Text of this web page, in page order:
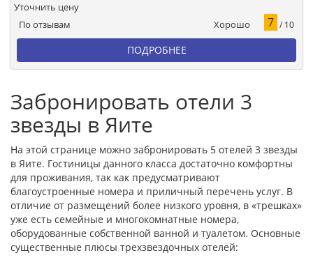
По отзывам Хорошо 7 / 10
Уточнить цену
ПОДРОБНЕЕ
Забронировать отели 3
звезды в Яите
На этой странице можно забронировать 5 отелей 3 звезды
в Яите. Гостиницы данного класса достаточно комфортны
для проживания, так как предусматривают
благоустроенные номера и приличный перечень услуг. В
отличие от размещений более низкого уровня, в «трешках»
уже есть семейные и многокомнатные номера,
оборудованные собственной ванной и туалетом. Основные
существенные плюсы трехзвездочных отелей: